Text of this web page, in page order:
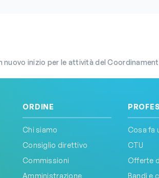
nuovo inizio per le attività del
ORDINE
Chi siamo
Consiglio direttivo
Commissioni
Amministrazione
Cosa fa
CTU
Offerte
Bandi e